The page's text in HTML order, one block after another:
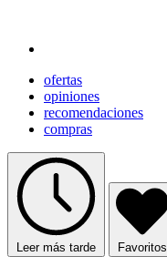
ofertas
opiniones
recomendaciones
compras
Leer más tarde Favoritos